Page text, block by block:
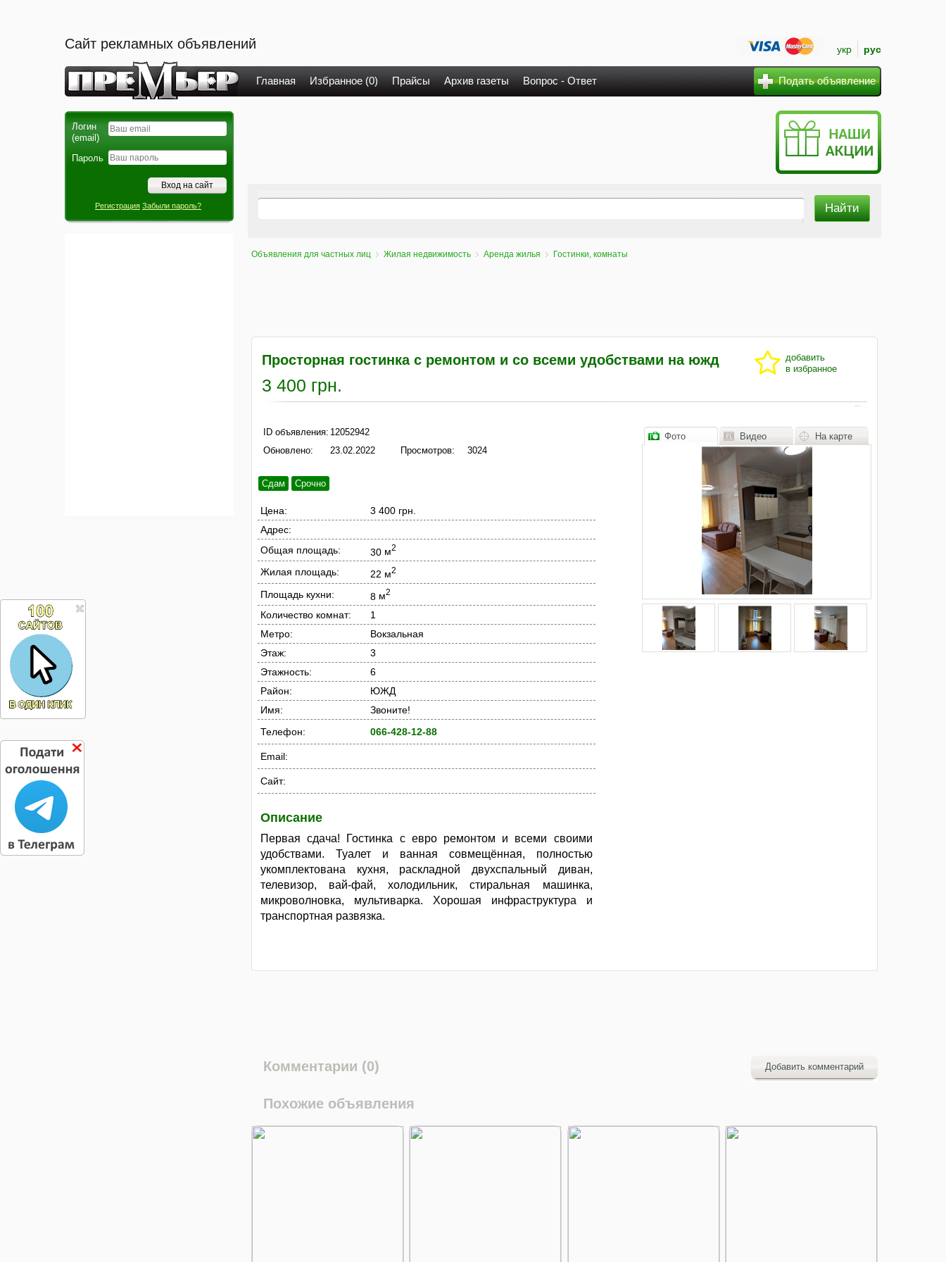
Сайт рекламных объявлений укр рус
Главная Избранное (0) Прайсы Архив газеты Вопрос - Ответ Подать объявление
Логин
(email)
Пароль
Регистрация Забыли пароль?
Объявления для частных лиц Жилая недвижимость Аренда жилья Гостинки, комнаты
Просторная гостинка с ремонтом и со всеми удобствами на южд
добавить
в избранное
3 400 грн.
ID объявления: 12052942
Обновлено:
23.02.2022 Просмотров: 3024
Сдам Срочно
Цена:
3 400 грн.
Адрес:
Общая площадь:
30 м2
Жилая площадь: 22 м2
Площадь кухни: 8 м2
Количество комнат:
1
Метро:
Вокзальная
Этаж:
3
Этажность:
6
Район:
ЮЖД
Имя:
Звоните!
Телефон:
066-428-12-88
Email:
Сайт:
Описание
Первая сдача! Гостинка с евро ремонтом и всеми своими
удобствами. Туалет и ванная совмещённая, полностью
укомплектована кухня, раскладной двухспальный диван,
телевизор, вай-фай, холодильник, стиральная машинка,
микроволновка, мультиварка. Хорошая инфраструктура и
транспортная развязка.
Фото Видео На карте
Комментарии (0) Добавить комментарий
Похожие объявления